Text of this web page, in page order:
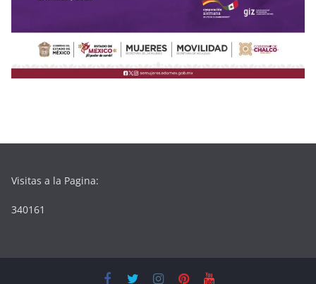
Visitas a la Pagina:
340161